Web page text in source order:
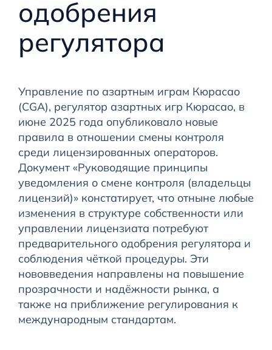
одобрения
регулятора
Управление по азартным играм Кюрасао
(CGA), регулятор азартных игр Кюрасао, в
июне 2025 года опубликовало новые
правила в отношении смены контроля
среди лицензированных операторов.
Документ «Руководящие принципы
уведомления о смене контроля (владельцы
лицензий)» констатирует, что отныне любые
изменения в структуре собственности или
управлении лицензиата потребуют
предварительного одобрения регулятора и
соблюдения чёткой процедуры. Эти
нововведения направлены на повышение
прозрачности и надёжности рынка, а
также на приближение регулирования к
международным стандартам.